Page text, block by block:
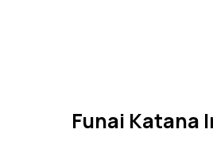
Funai Katana